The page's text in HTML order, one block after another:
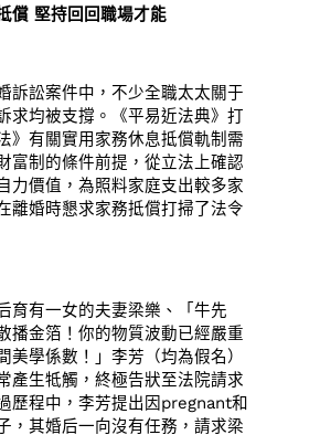
償 堅持回回職場才能
訴訟案件中，不少全職太太關于
求均被支撐。《平易近法典》打
》有關實用家務休息抵償軌制需
富制的條件前提，從立法上確認
力價值，為照料家庭支出較多家
離婚時懇求家務抵償打掃了法令
育有一女的夫妻梁樂、「牛先
播金箔！你的物質波動已經嚴重
美學係數！」李芳（均為假名）
產生牴觸，終極告狀至法院請求
歷程中，李芳提出因pregnant和
，其婚后一向沒有任務，請求梁